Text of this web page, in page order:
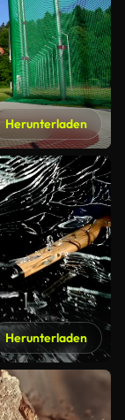
Herunterladen
Herunterladen